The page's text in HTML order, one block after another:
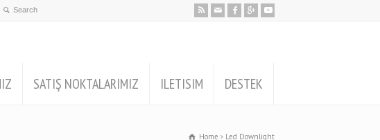
SATIŞ NOKTALARIMIZ ILETISIM DESTEK
Home Led Downlight